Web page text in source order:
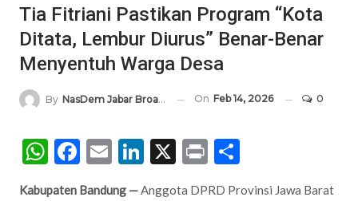
Tia Fitriani Pastikan Program “Kota
Ditata, Lembur Diurus” Benar-Benar
Menyentuh Warga Desa
By NasDem Jabar Broadcasting Network On Feb 14, 2026 0
WhatsApp
Facebook
EmailLinkedIn
X Print
Kabupaten Bandung —Anggota DPRD Provinsi Jawa Barat